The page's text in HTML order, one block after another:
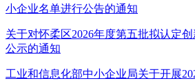
小企业名单进行公告的通知
关于对怀柔区2026年度第五批拟认定
公示的通知
工业和信息化部中小企业局关于开展